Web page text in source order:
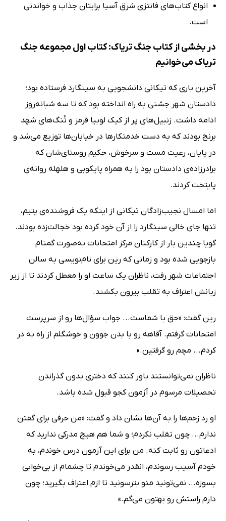
انواع کتاب‌های فانتزی شرق آسیا برایتان جذاب و خواندنی
است.
در بخشی از کتاب جنگ تریاک: کتاب اول مجموعه جنگ
تریاک می‌خوانیم
آخرین باری که تیکانی دانشجویی به سینگارد فرستاده بود؛
دادستان شهر جشنی به راه انداخته بود که تا سه شبانه‌روز
ادامه داشت. زنبیل‌های پر از کیک لوبیا قرمز و تُنگ‌های شهد
برنج بودند که به دست خدمتکارها در خیابان‌ها توزیع می‌شد و
در پایان، رعیت مست و سرخوش، حکیم روستای‌شان که
برادرزاده‌ی دادستان بود را به همراه پایکوبی و هلهله روانه‌ی
پایتخت کردند.
اما امسال نجیب‌زادگان تیکانی از اینکه یک فروشنده‌ی یتیم،
تنها جای خالی سینگارد را از آن خود کرده بود خجالت‌زده بودند.
گویا چندین بار از کارکنان مرکز امتحانات به‌صورت گمنام
بازجویی شده بود و زمانی که رین برای نام‌نویسی به سالن
اجتماعات شهر رفت، ناظران یک ساعت او را معطل کردند تا از زیر
زبانش اعتراف به تقلب بیرون بکشند.
رین گفت: «حق با شماست... جواب سؤال‌ها رو از سرپرست
امتحانات گرفتم. آقاهه رو با بدن جوون و خوشگلم از راه به در
کردم... مچم رو گرفتین.»
ناظران نمی‌توانستند باور کنند که دختری بدون گذراندن
تحصیلات مرسوم در آزمون کجو قبول شده باشد.
او رد زخم‌ها را به آن‌ها نشان‌ داد و گفت: «من حرفی برای گفتن
ندارم... چون تقلب نکردم؛ و شما هم هیچ مدرکی ندارید که
ادعاتون رو ثابت کنه. من برای این آزمون درس خوندم، به
خودم آسیب رسوندم، انقدر می‌خوندم تا چشمام از بی‌خوابی
بسوزه... نمی‌تونید منو بترسونید تا ازم اعتراف بگیرید؛ چون
دارم راستش رو بهتون می‌گم.»